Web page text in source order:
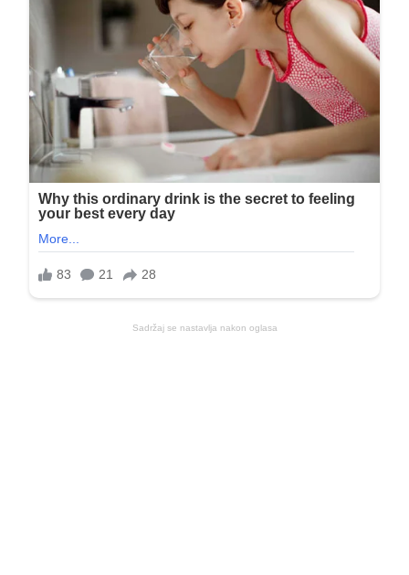
Sadržaj se nastavlja nakon oglasa